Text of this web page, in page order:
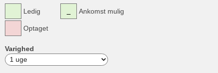
Ledig
Optaget
Ankomst mulig
Varighed